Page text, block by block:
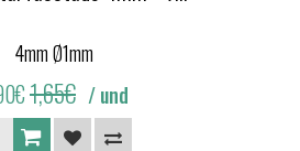
4mm Ø1mm
1,65€ / und